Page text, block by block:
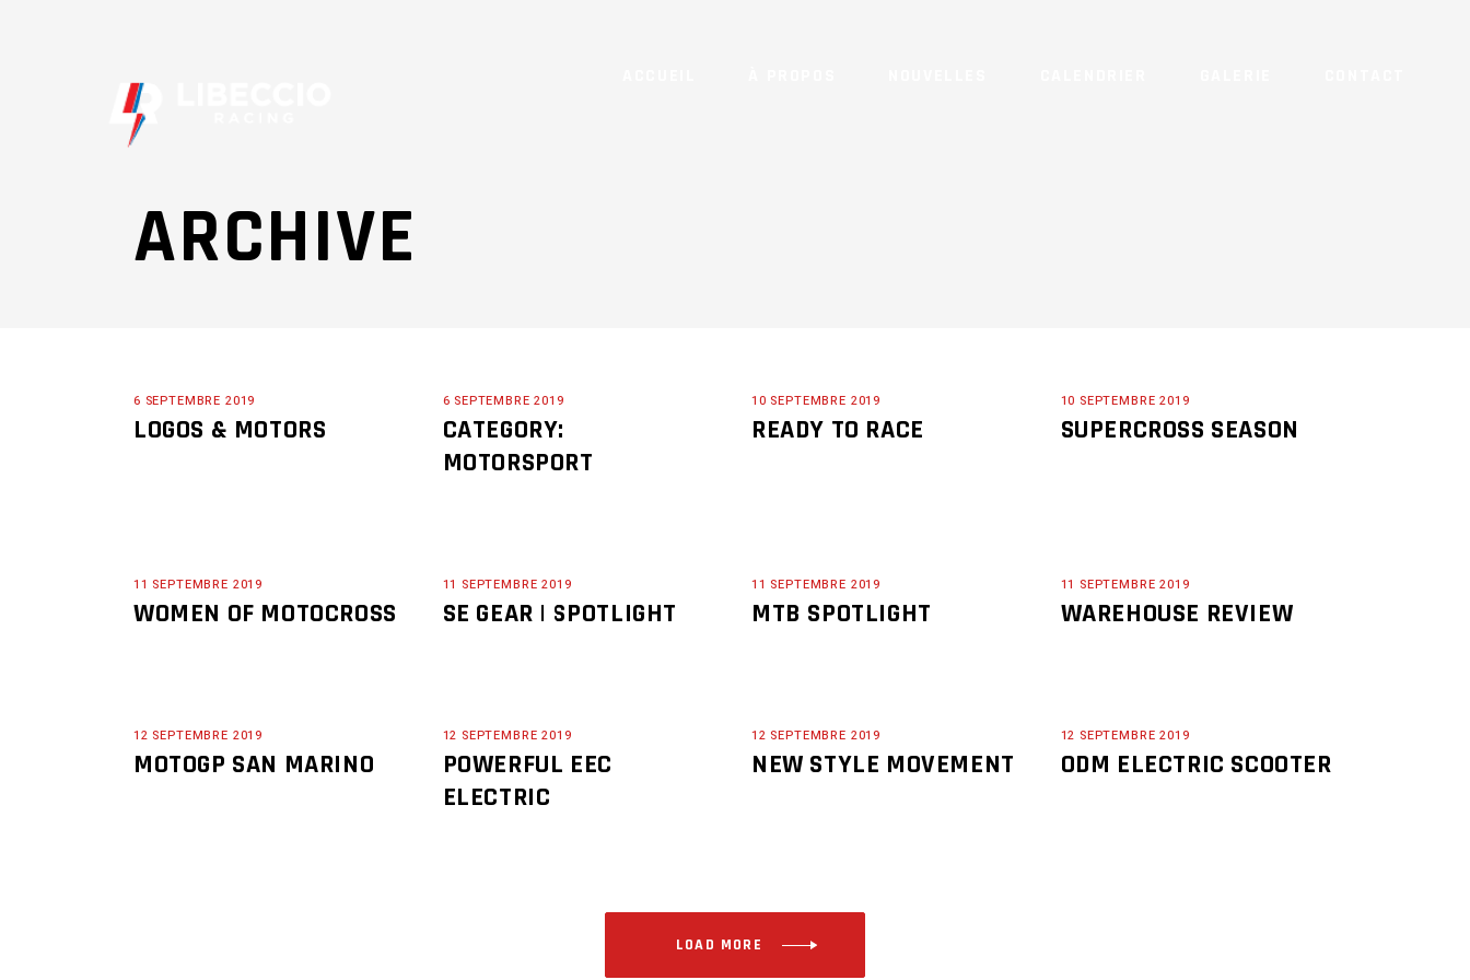
ARCHIVE
6 SEPTEMBRE 2019
LOGOS & MOTORS
6 SEPTEMBRE 2019
CATEGORY:
MOTORSPORT
10 SEPTEMBRE 2019
READY TO RACE
10 SEPTEMBRE 2019
SUPERCROSS SEASON
11 SEPTEMBRE 2019
WOMEN OF MOTOCROSS
11 SEPTEMBRE 2019
SE GEAR | SPOTLIGHT
11 SEPTEMBRE 2019
MTB SPOTLIGHT
11 SEPTEMBRE 2019
WAREHOUSE REVIEW
12 SEPTEMBRE 2019
MOTOGP SAN MARINO
12 SEPTEMBRE 2019
POWERFUL EEC
ELECTRIC
12 SEPTEMBRE 2019
NEW STYLE MOVEMENT
12 SEPTEMBRE 2019
ODM ELECTRIC SCOOTER
LOAD MORE